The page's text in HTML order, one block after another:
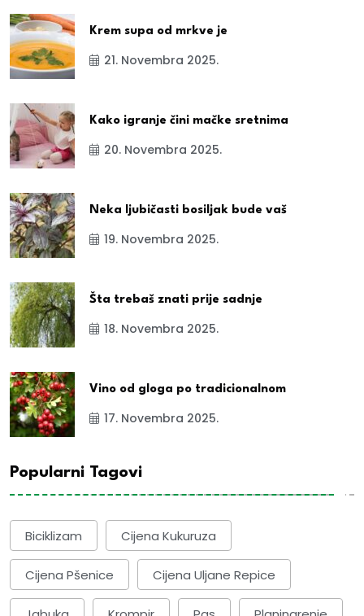
Krem supa od mrkve je
21. Novembra 2025.
Kako igranje čini mačke sretnima
20. Novembra 2025.
Neka ljubičasti bosiljak bude vaš
19. Novembra 2025.
Šta trebaš znati prije sadnje
18. Novembra 2025.
Vino od gloga po tradicionalnom
17. Novembra 2025.
Popularni Tagovi
Biciklizam Cijena Kukuruza
Cijena Pšenice Cijena Uljane Repice